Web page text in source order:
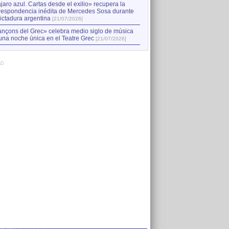
azul. Cartas desde el exilio» recupera la
inédita de Mercedes Sosa durante
argentina [21/07/2026]
del Grec» celebra medio siglo de música
noche única en el Teatre Grec [21/07/2026]